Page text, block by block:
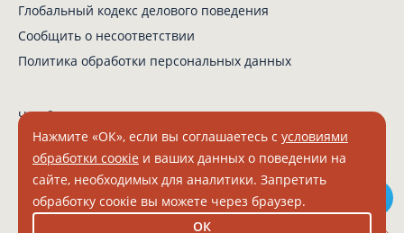
Глобальный кодекс делового поведения
Сообщить о несоответствии
Политика обработки персональных данных
© 2026 Grundig. Все права защищены.
ООО "БЕКО" ИНН 7804157910 КПП 331601001 ОГРН 1027802512671
Чат-бот в Телеграм
Нажмите «ОК», если вы соглашаетесь с условиями
обработки соокіе и ваших данных о поведении на
сайте, необходимых для аналитики. Запретить
обработку соокіе вы можете через браузер.
ОК